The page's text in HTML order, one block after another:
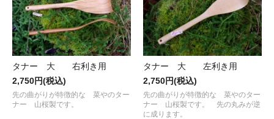
タナー 大 右利き用
2,750円(税込)
先の曲がりが特徴的な 菜やのター
ナー 山桜製です。
タナー 大 左利き用
2,750円(税込)
先の曲がりが特徴的な 菜やのター
ナー 山桜製です。 先の丸みが逆
に成ります。